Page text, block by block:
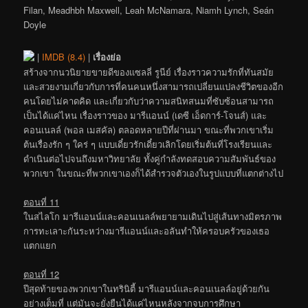
Filan, Meadhbh Maxwell, Leah McNamara, Niamh Lynch, Seán
Doyle
| IMDB (8.4) | เรื่องย่อ
สร้างจากนวนิยายขายดีของแซลลี่ รูนีย์ เรื่องราวความรักที่ทันสมัย
และสวยงามเกี่ยวกับการที่คนคนหนึ่งสามารถเปลี่ยนแปลงชีวิตของอีก
คนโดยไม่คาดคิด และเกี่ยวกับว่าความสนิทสนมที่ซับซ้อนสามารถ
เป็นได้แค่ไหน เรื่องราวของ มารีแอนน์ (เดซี เอ็ดการ์-โจนส์) และ
คอนเนลล์ (พอล เมสคัล) ตลอดหลายปีที่ผ่านมา ขณะที่พวกเขาเริ่ม
ต้นเรื่องรัก ๆ ใคร่ ๆ แบบเดี๋ยวรักเดี๋ยวเลิกโดยเริ่มต้นที่โรงเรียนและ
ดำเนินต่อไปจนถึงมหาวิทยาลัย ทั้งคู่กำลังทดสอบความสัมพันธ์ของ
พวกเขา ในขณะที่พวกเขาเองก็ได้สำรวจตัวเองในรูปแบบที่แตกต่างไป
ตอนที่ 11
ในสไลโก มารีแอนน์และคอนเนลล์พยายามเดินไปสู่เส้นทางมิตรภาพ
การทะเลาะกันระหว่างมารีแอนน์และอลันทำให้ครอบครัวของเธอ
แตกแยก
ตอนที่ 12
ปีสุดท้ายของพวกเขาในทรินิตี้ มารีแอนน์และคอนเนลล์อยู่ด้วยกัน
อย่างเต็มที่ แต่มันจะยั่งยืนได้แค่ไหนหลังจากจบการศึกษา